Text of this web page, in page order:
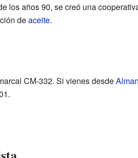
los años 90, se creó una
deaceite.
CM-332. Si vienes desde